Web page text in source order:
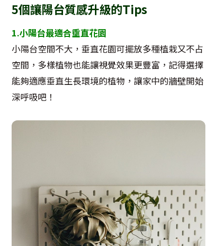
5個讓陽台質感升級的Tips
1.小陽台最適合垂直花園
小陽台空間不大，垂直花園可擺放多種植栽又不占
空間，多樣植物也能讓視覺效果更豐富，記得選擇
能夠適應垂直生長環境的植物，讓家中的牆壁開始
深呼吸吧！